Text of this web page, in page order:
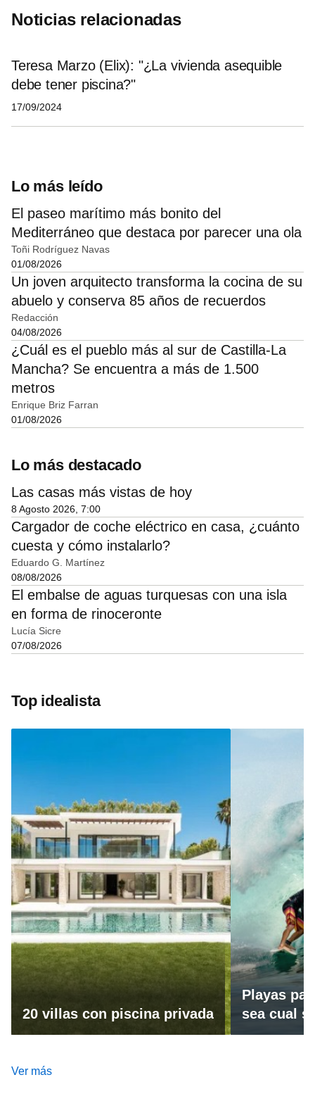
Noticias relacionadas
Teresa Marzo (Elix): "¿La vivienda asequible
debe tener piscina?"
17/09/2024
Lo más leído
El paseo marítimo más bonito del
Mediterráneo que destaca por parecer una ola
Toñi Rodríguez Navas
01/08/2026
Un joven arquitecto transforma la cocina de su
abuelo y conserva 85 años de recuerdos
Redacción
04/08/2026
¿Cuál es el pueblo más al sur de Castilla-La
Mancha? Se encuentra a más de 1.500
metros
Enrique Briz Farran
01/08/2026
Lo más destacado
Las casas más vistas de hoy
8 Agosto 2026, 7:00
Cargador de coche eléctrico en casa, ¿cuánto
cuesta y cómo instalarlo?
Eduardo G. Martínez
08/08/2026
El embalse de aguas turquesas con una isla
en forma de rinoceronte
Lucía Sicre
07/08/2026
Top idealista
20 villas con piscina privada
Playas
sea cual
Ver más